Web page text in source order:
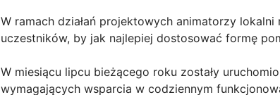
W ramach działań projektowych animatorzy
uczestników, by jak najlepiej dostosować formę
W miesiącu lipcu bieżącego roku zostały
wymagających wsparcia w codziennym